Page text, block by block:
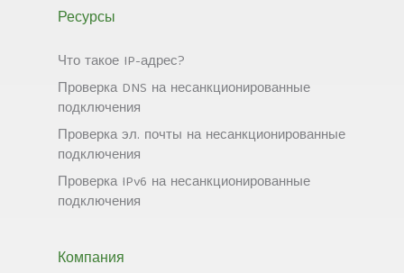
Ресурсы
Что такое IP-адрес?
Проверка DNS на несанкционированные
подключения
Проверка эл. почты на несанкционированные
подключения
Проверка IPv6 на несанкционированные
подключения
Компания